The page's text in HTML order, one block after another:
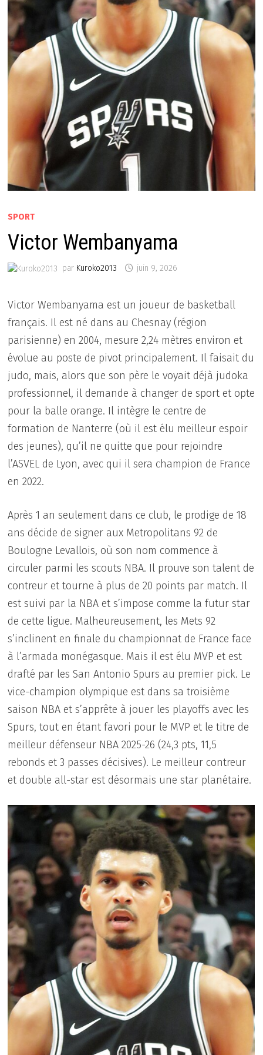
SPORT
Victor Wembanyama
par Kuroko2013 juin 9, 2026
Victor Wembanyama est un joueur de basketball
français. Il est né dans au Chesnay (région
parisienne) en 2004, mesure 2,24 mètres environ et
évolue au poste de pivot principalement. Il faisait du
judo, mais, alors que son père le voyait déjà judoka
professionnel, il demande à changer de sport et opte
pour la balle orange. Il intègre le centre de
formation de Nanterre (où il est élu meilleur espoir
des jeunes), qu’il ne quitte que pour rejoindre
l’ASVEL de Lyon, avec qui il sera champion de France
en 2022.
Après 1 an seulement dans ce club, le prodige de 18
ans décide de signer aux Metropolitans 92 de
Boulogne Levallois, où son nom commence à
circuler parmi les scouts NBA. Il prouve son talent de
contreur et tourne à plus de 20 points par match. Il
est suivi par la NBA et s’impose comme la futur star
de cette ligue. Malheureusement, les Mets 92
s’inclinent en finale du championnat de France face
à l’armada monégasque. Mais il est élu MVP et est
drafté par les San Antonio Spurs au premier pick. Le
vice-champion olympique est dans sa troisième
saison NBA et s’apprête à jouer les playoffs avec les
Spurs, tout en étant favori pour le MVP et le titre de
meilleur défenseur NBA 2025-26 (24,3 pts, 11,5
rebonds et 3 passes décisives). Le meilleur contreur
et double all-star est désormais une star planétaire.